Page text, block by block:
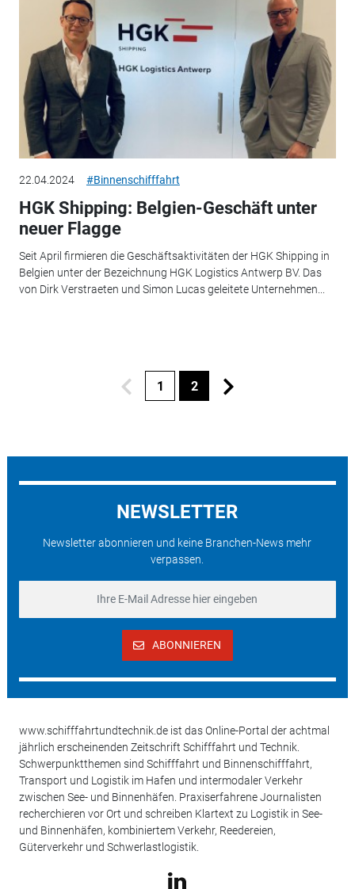
22.04.2024 #Binnenschifffahrt
HGK Shipping: Belgien-Geschäft unter
neuer Flagge
Seit April firmieren die Geschäftsaktivitäten der HGK Shipping in
Belgien unter der Bezeichnung HGK Logistics Antwerp BV. Das
von Dirk Verstraeten und Simon Lucas geleitete Unternehmen...
1 2
NEWSLETTER
Newsletter abonnieren und keine Branchen-News mehr
verpassen.
ABONNIEREN
www.schifffahrtundtechnik.de ist das Online-Portal der achtmal
jährlich erscheinenden Zeitschrift Schifffahrt und Technik.
Schwerpunktthemen sind Schifffahrt und Binnenschifffahrt,
Transport und Logistik im Hafen und intermodaler Verkehr
zwischen See- und Binnenhäfen. Praxiserfahrene Journalisten
recherchieren vor Ort und schreiben Klartext zu Logistik in See-
und Binnenhäfen, kombiniertem Verkehr, Reedereien,
Güterverkehr und Schwerlastlogistik.